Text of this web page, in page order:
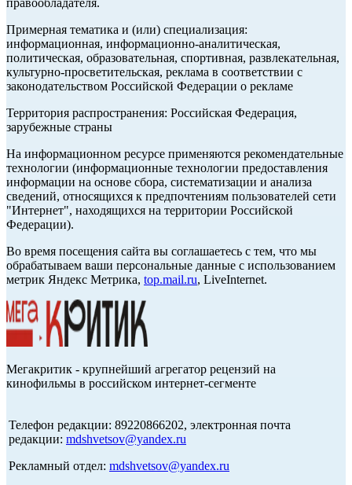
правообладателя.
Примерная тематика и (или) специализация:
информационная, информационно-аналитическая,
политическая, образовательная, спортивная, развлекательная,
культурно-просветительская, реклама в соответствии с
законодательством Российской Федерации о рекламе
Территория распространения: Российская Федерация,
зарубежные страны
На информационном ресурсе применяются рекомендательные
технологии (информационные технологии предоставления
информации на основе сбора, систематизации и анализа
сведений, относящихся к предпочтениям пользователей сети
"Интернет", находящихся на территории Российской
Федерации).
Во время посещения сайта вы соглашаетесь с тем, что мы
обрабатываем ваши персональные данные с использованием
метрик Яндекс Метрика, top.mail.ru, LiveInternet.
Мегакритик - крупнейший агрегатор рецензий на
кинофильмы в российском интернет-сегменте
Телефон редакции: 89220866202, электронная почта
редакции: mdshvetsov@yandex.ru
Рекламный отдел: mdshvetsov@yandex.ru